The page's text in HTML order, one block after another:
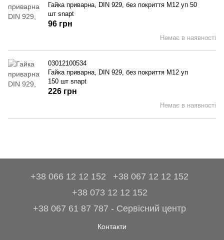
Гайка приварна, DIN 929, без покриття M12 уп 50
шт snapt
Немає в наявності
96 грн
03012100534
Гайка приварна, DIN 929, без покриття M12 уп
150 шт snapt
Немає в наявності
226 грн
+38 066 12 12 152
+38 067 12 12 152
+38 073 12 12 152
+38 067 61 87 787 - Сервісний центр
Контакти